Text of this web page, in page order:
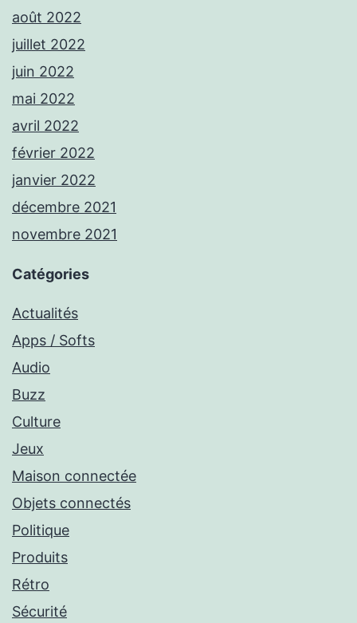
août 2022
juillet 2022
juin 2022
mai 2022
avril 2022
février 2022
janvier 2022
décembre 2021
novembre 2021
Catégories
Actualités
Apps / Softs
Audio
Buzz
Culture
Jeux
Maison connectée
Objets connectés
Politique
Produits
Rétro
Sécurité